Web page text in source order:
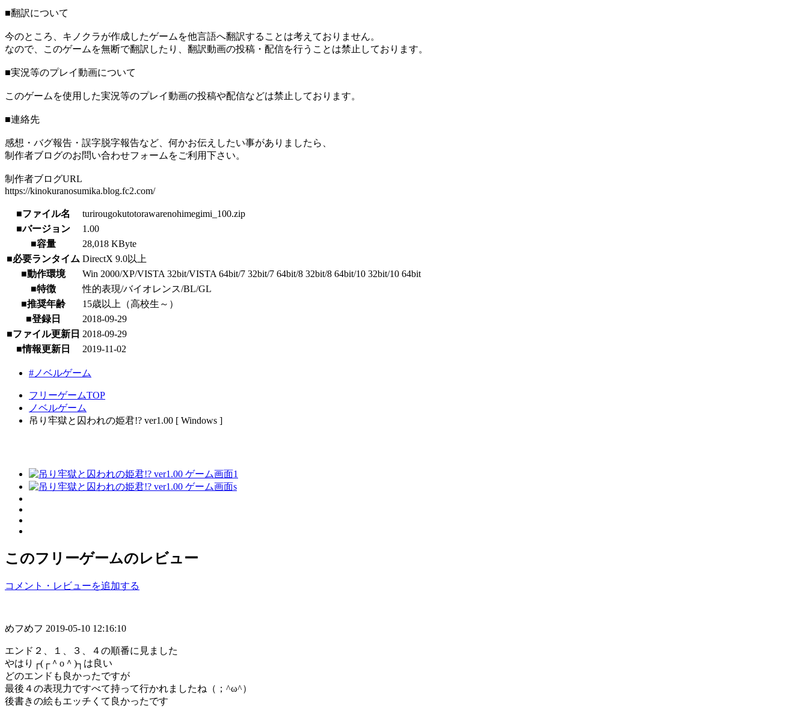
■翻訳について
今のところ、キノクラが作成したゲームを他言語へ翻訳することは考えておりません。
なので、このゲームを無断で翻訳したり、翻訳動画の投稿・配信を行うことは禁止しております。
■実況等のプレイ動画について
このゲームを使用した実況等のプレイ動画の投稿や配信などは禁止しております。
■連絡先
感想・バグ報告・誤字脱字報告など、何かお伝えしたい事がありましたら、
制作者ブログのお問い合わせフォームをご利用下さい。
制作者ブログURL
https://kinokuranosumika.blog.fc2.com/
■ファイル名
turirougokutotorawarenohimegimi_100.zip
■バージョン
1.00
■容量
28,018 KByte
■必要ランタイム DirectX 9.0以上
■動作環境
Win 2000/XP/VISTA 32bit/VISTA 64bit/7 32bit/7 64bit/8 32bit/8 64bit/10 32bit/10 64bit
■特徴
性的表現/バイオレンス/BL/GL
■推奨年齢
15歳以上（高校生～）
■登録日
2018-09-29
■ファイル更新日 2018-09-29
■情報更新日
2019-11-02
#ノベルゲーム
フリーゲームTOP
ノベルゲーム
吊り牢獄と囚われの姫君!? ver1.00 [ Windows ]
このフリーゲームのレビュー
コメント・レビューを追加する
めフめフ 2019-05-10 12:16:10
エンド２、１、３、４の順番に見ました
やはり┌(┌＾o＾)┐は良い
どのエンドも良かったですが
最後４の表現力ですべて持って行かれましたね（；^ω^）
後書きの絵もエッチくて良かったです